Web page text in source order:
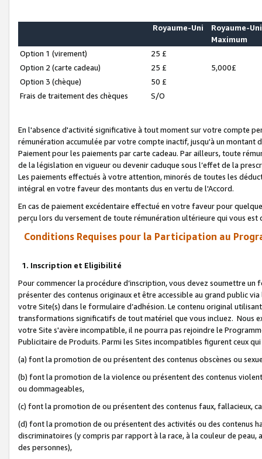
Royaume-Uni
Royaume-Uni
Maximum
Option 1 (virement)
25 £
Option 2 (carte cadeau)
25 £
5,000£
Option 3 (chèque)
50 £
Frais de traitement des chèques
S/O
En l'absence d'activité significative à tout moment sur votre compte
rémunération accumulée par votre compte inactif, jusqu'à un montant
Paiement pour les paiements par carte cadeau. Par ailleurs, toute
de la législation en vigueur ou devenir caduque sous l’effet de la
Les paiements effectués à votre attention, minorés de toutes les
intégral en votre faveur des montants dus en vertu de l'Accord.
En cas de paiement excédentaire effectué en votre faveur pour
perçu lors du versement de toute rémunération ultérieure qui vous est
Conditions Requises pour la Participation au
1. Inscription et Eligibilité
Pour commencer la procédure d’inscription, vous devez soumettre
présenter des contenus originaux et être accessible au grand public
votre Site(s) dans le formulaire d’adhésion. Le contenu original
transformations significatifs de tout matériel que vous incluez. Nous
votre Site s'avère incompatible, il ne pourra pas rejoindre le
Publicitaire de Produits. Parmi les Sites incompatibles figurent ceux
(a) font la promotion de ou présentent des contenus obscènes ou
(b) font la promotion de la violence ou présentent des contenus
ou dommageables,
(c) font la promotion de ou présentent des contenus faux, fallacieux,
(d) font la promotion de ou présentent des activités ou des contenus
discriminatoires (y compris par rapport à la race, à la couleur de
des personnes),